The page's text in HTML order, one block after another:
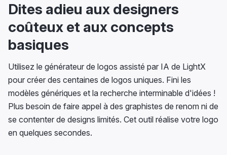
Dites adieu aux designers
coûteux et aux concepts
basiques
Utilisez le générateur de logos assisté par IA de LightX
pour créer des centaines de logos uniques. Fini les
modèles génériques et la recherche interminable d'idées !
Plus besoin de faire appel à des graphistes de renom ni de
se contenter de designs limités. Cet outil réalise votre logo
en quelques secondes.